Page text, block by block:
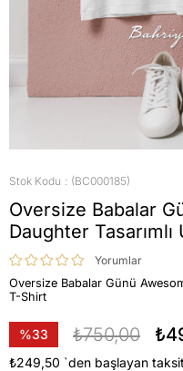
Stok Kodu (BC000185)
Oversize Babalar
Daughter
Yorumlar
Oversize Babalar Günü
T-Shirt
%33
İndirim
₺750,00
₺249,50 `den başlayan